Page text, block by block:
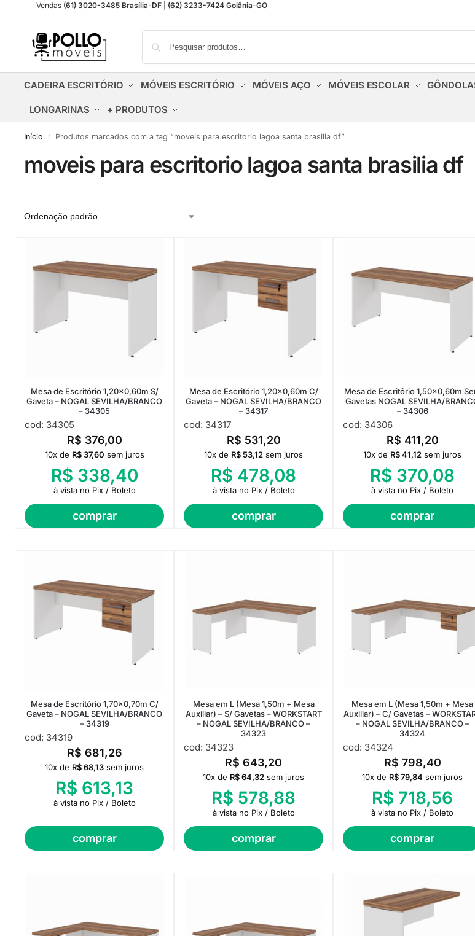
Vendas (61) 3020-3485 Brasília-DF | (62) 3233-7424 Goiânia-GO
CADEIRA ESCRITÓRIO MÓVEIS ESCRITÓRIO MÓVEIS AÇO MÓVEIS ESCOLAR
LONGARINAS + PRODUTOS
Início / Produtos marcados com a tag “moveis para escritorio lagoa santa brasilia df”
moveis para escritorio lagoa santa brasilia df
Mesa de Escritório 1,20×0,60m S/
Gaveta – NOGAL SEVILHA/BRANCO
– 34305
cod: 34305
R$ 376,00
comprar
10x de R$37,60 sem juros
R$ 338,40
à vista no Pix / Boleto
Mesa de Escritório 1,20×0,60m C/
Gaveta – NOGAL SEVILHA/BRANCO
– 34317
cod: 34317
R$ 531,20
comprar
10x de R$53,12 sem juros
R$ 478,08
à vista no Pix / Boleto
Mesa de Escritório 1,50×0,60m
Gavetas NOGAL SEVILHA/
– 34306
cod: 34306
R$ 411,20
comprar
10x de R$41,12 sem juros
R$ 370,08
à vista no Pix / Boleto
Mesa de Escritório 1,70×0,70m C/
Gaveta – NOGAL SEVILHA/BRANCO
– 34319
cod: 34319
R$ 681,26
comprar
10x de R$68,13 sem juros
R$ 613,13
à vista no Pix / Boleto
Mesa em L (Mesa 1,50m + Mesa
Auxiliar) – S/ Gavetas – WORKSTART
– NOGAL SEVILHA/BRANCO –
34323
cod: 34323
R$ 643,20
comprar
10x de R$64,32 sem juros
R$ 578,88
à vista no Pix / Boleto
Mesa em L (Mesa 1,50m + Mesa
Auxiliar) – C/ Gavetas –
– NOGAL SEVILHA/BRANCO –
34324
cod: 34324
R$ 798,40
comprar
10x de R$79,84 sem juros
R$ 718,56
à vista no Pix / Boleto